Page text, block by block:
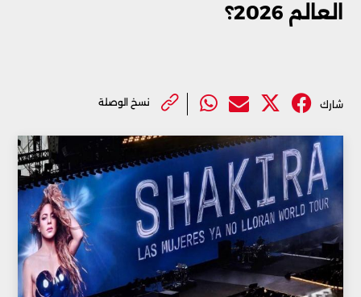
العالم 2026؟
شارك نسخ الوصلة